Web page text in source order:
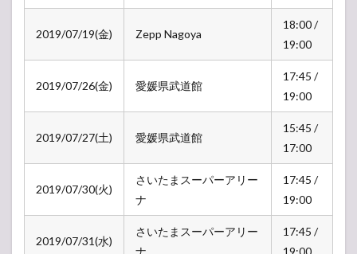
2019/07/19(金) Zepp Nagoya
18:00 /
19:00
2019/07/26(金) 愛媛県武道館
17:45 /
19:00
2019/07/27(土) 愛媛県武道館
15:45 /
17:00
2019/07/30(火)
さいたまスーパーアリー
ナ
17:45 /
19:00
2019/07/31(水)
さいたまスーパーアリー
ナ
17:45 /
19:00